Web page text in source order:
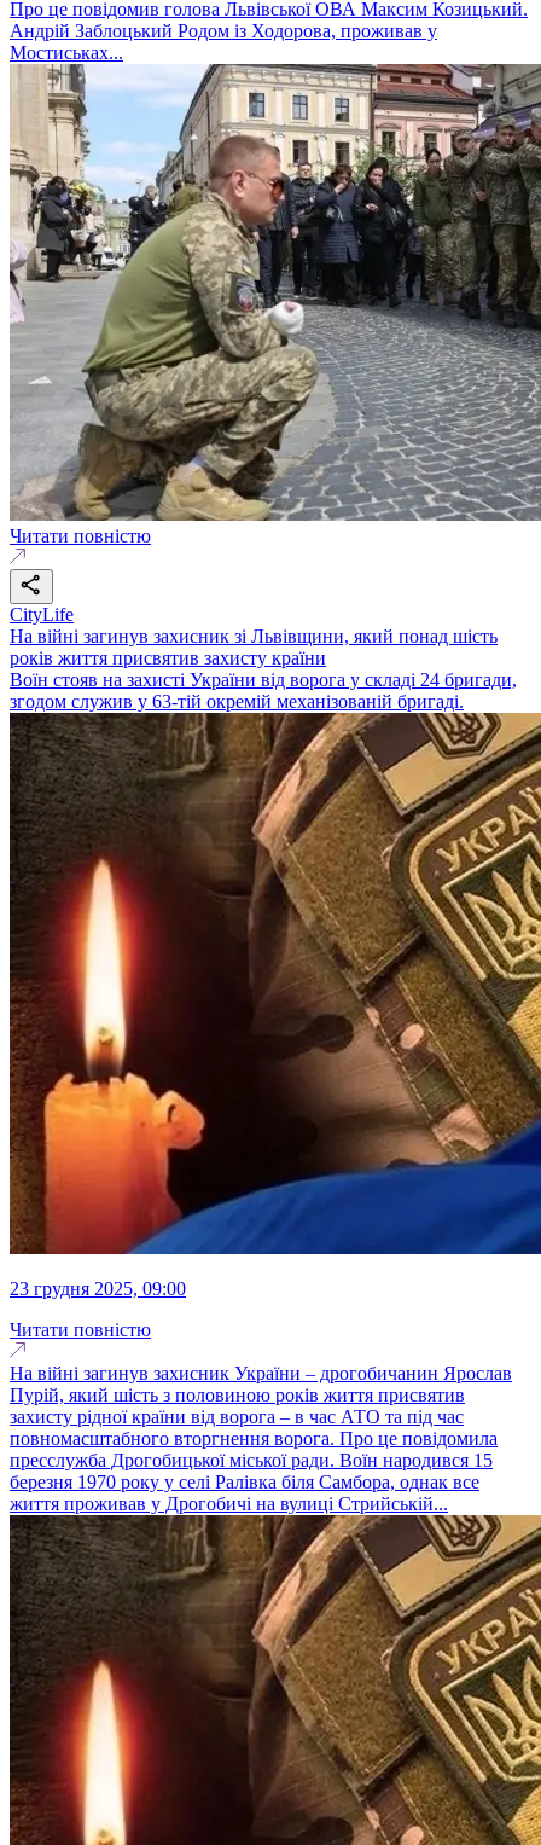
Про це повідомив голова Львівської ОВА Максим Козицький.
Андрій Заблоцький Родом із Ходорова, проживав у
Мостиськах...
Читати повністю
CityLife
На війні загинув захисник зі Львівщини, який понад шість
років життя присвятив захисту країни
Воїн стояв на захисті України від ворога у складі 24 бригади,
згодом служив у 63-тій окремій механізованій бригаді.
23 грудня 2025, 09:00
Читати повністю
На війні загинув захисник України – дрогобичанин Ярослав
Пурій, який шість з половиною років життя присвятив
захисту рідної країни від ворога – в час АТО та під час
повномасштабного вторгнення ворога. Про це повідомила
пресслужба Дрогобицької міської ради. Воїн народився 15
березня 1970 року у селі Ралівка біля Самбора, однак все
життя проживав у Дрогобичі на вулиці Стрийській...